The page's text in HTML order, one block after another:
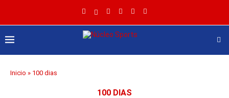
Inicio » 100 dias
100 DIAS